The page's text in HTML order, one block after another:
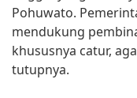
Pohuwato.
mendukung
khususnya catur,
tutupnya.